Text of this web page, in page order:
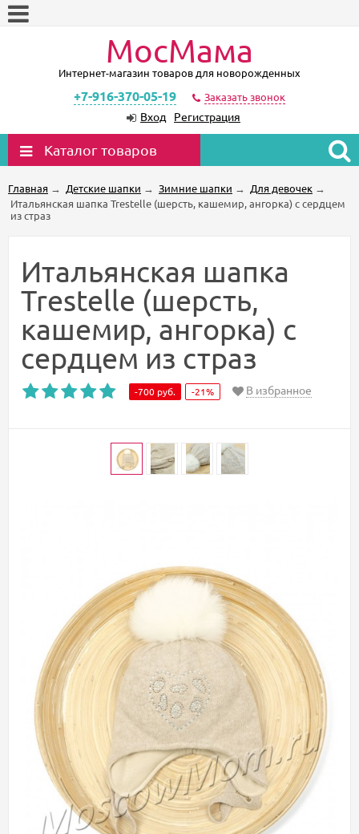
МосМама
Интернет-магазин товаров для новорожденных
+7-916-370-05-19 Заказать звонок
Вход Регистрация
Каталог товаров
Главная → Детские шапки → Зимние шапки → Для девочек →
Итальянская шапка Trestelle (шерсть, кашемир, ангорка) с сердцем
из страз
Итальянская шапка
Trestelle (шерсть,
кашемир, ангорка) с
сердцем из страз
-700 руб. -21% В избранное